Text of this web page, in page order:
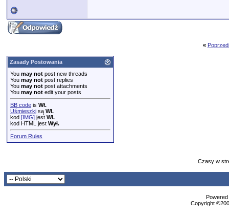
«
Zasady Postowania
You may not post new threads
You may not post replies
You may not post attachments
You may not edit your posts
BB code is Wł.
Uśmieszki są Wł.
kod [IMG] jest Wł.
kod HTML jest Wył.
Forum Rules
Czasy w
Copyright